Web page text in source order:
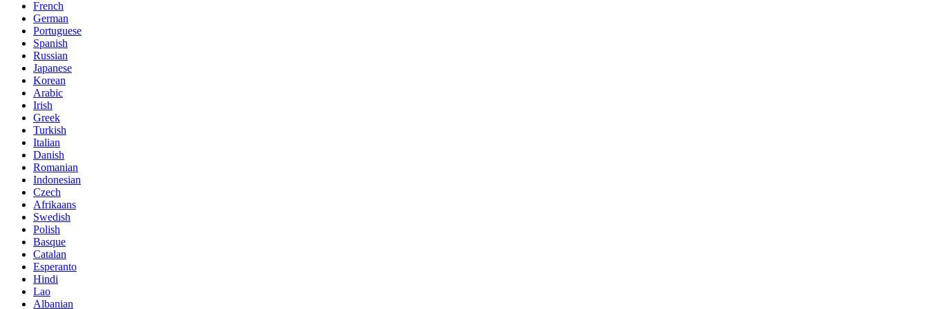
French
German
Portuguese
Spanish
Russian
Japanese
Korean
Arabic
Irish
Greek
Turkish
Italian
Danish
Romanian
Indonesian
Czech
Afrikaans
Swedish
Polish
Basque
Catalan
Esperanto
Hindi
Lao
Albanian